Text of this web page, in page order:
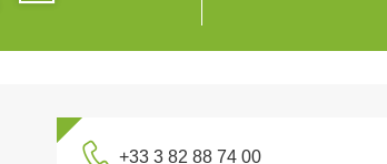
+33 3 82 88 74 00